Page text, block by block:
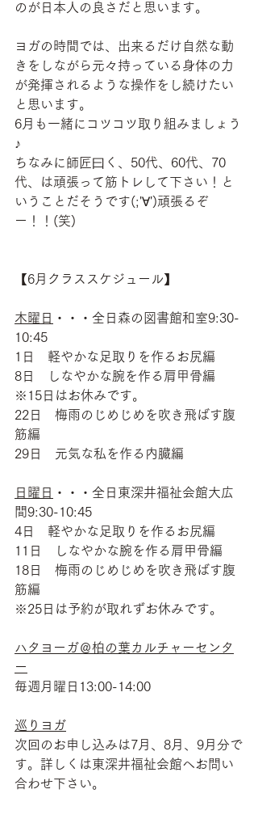
のが日本人の良さだと思います。
ヨガの時間では、出来るだけ自然な動
きをしながら元々持っている身体の力
が発揮されるような操作をし続けたい
と思います。
6月も一緒にコツコツ取り組みましょう
♪
ちなみに師匠曰く、50代、60代、70
代、は頑張って筋トレして下さい！と
いうことだそうです(;'∀')頑張るぞ
ー！！(笑)
【6月クラススケジュール】
木曜日
・・・全日森の図書館和室9:30-
10:45
1日　軽やかな足取りを作るお尻編
8日　しなやかな腕を作る肩甲骨編
※15日はお休みです。
22日　梅雨のじめじめを吹き飛ばす腹
筋編
29日　元気な私を作る内臓編
日曜日
・・・全日東深井福祉会館大広
間9:30-10:45
4日　軽やかな足取りを作るお尻編
11日　しなやかな腕を作る肩甲骨編
18日　梅雨のじめじめを吹き飛ばす腹
筋編
※25日は予約が取れずお休みです。
ハタヨーガ＠柏の葉カルチャーセンタ
ー
毎週月曜日13:00-14:00
巡りヨガ
次回のお申し込みは7月、8月、9月分で
す。詳しくは東深井福祉会館へお問い
合わせ下さい。